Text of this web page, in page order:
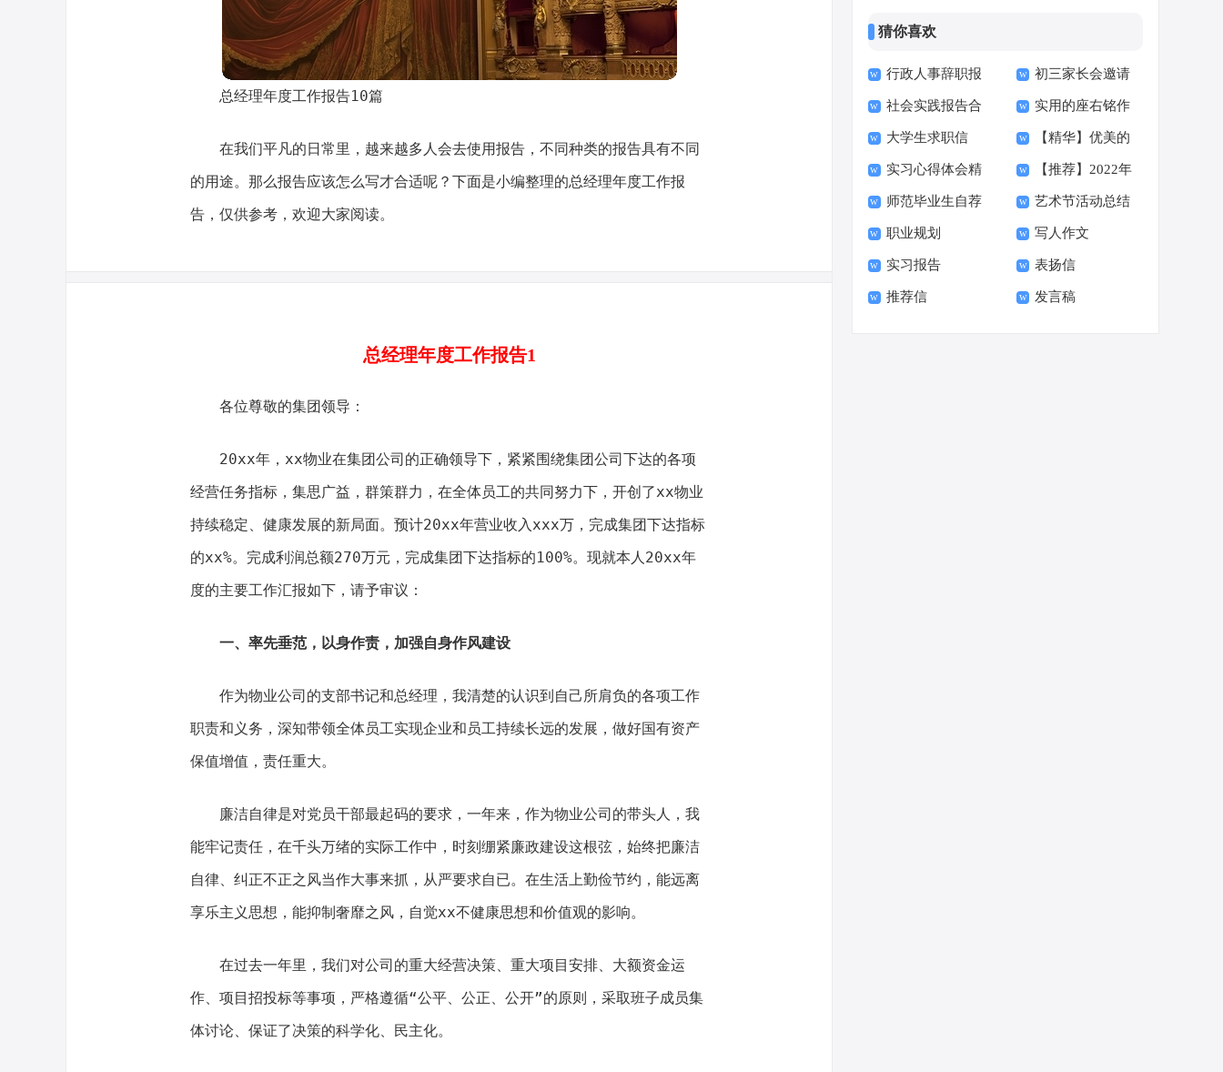
总经理年度工作报告10篇
在我们平凡的日常里，越来越多人会去使用报告，不同种类的报告具有不同
的用途。那么报告应该怎么写才合适呢？下面是小编整理的总经理年度工作报
告，仅供参考，欢迎大家阅读。
总经理年度工作报告1
各位尊敬的集团领导：
20xx年，xx物业在集团公司的正确领导下，紧紧围绕集团公司下达的各项
经营任务指标，集思广益，群策群力，在全体员工的共同努力下，开创了xx物业
持续稳定、健康发展的新局面。预计20xx年营业收入xxx万，完成集团下达指标
的xx%。完成利润总额270万元，完成集团下达指标的100%。现就本人20xx年
度的主要工作汇报如下，请予审议：
一、率先垂范，以身作责，加强自身作风建设
作为物业公司的支部书记和总经理，我清楚的认识到自己所肩负的各项工作
职责和义务，深知带领全体员工实现企业和员工持续长远的发展，做好国有资产
保值增值，责任重大。
廉洁自律是对党员干部最起码的要求，一年来，作为物业公司的带头人，我
能牢记责任，在千头万绪的实际工作中，时刻绷紧廉政建设这根弦，始终把廉洁
自律、纠正不正之风当作大事来抓，从严要求自已。在生活上勤俭节约，能远离
享乐主义思想，能抑制奢靡之风，自觉xx不健康思想和价值观的影响。
在过去一年里，我们对公司的重大经营决策、重大项目安排、大额资金运
作、项目招投标等事项，严格遵循“公平、公正、公开”的原则，采取班子成员集
体讨论、保证了决策的科学化、民主化。
猜你喜欢
行政人事辞职报
告
初三家长会邀请
函15篇
社会实践报告合
集15篇
实用的座右铭作
文400字集合十篇
大学生求职信
【荐】
【精华】优美的
早安朋友圈问候语34
句
实习心得体会精
选15篇
【推荐】2022年
伤心的签名汇总55句
师范毕业生自荐
信范文六篇
艺术节活动总结
职业规划 写人作文
实习报告 表扬信
推荐信 发言稿